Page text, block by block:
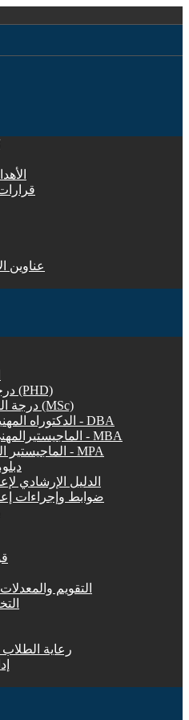
عناوين
درجة دكتوراة الفلسفة (PHD)
درجة الماجيستير الأكاديمي (MSc)
الدكتوراه المهنية في إدارة الأعمال - DBA
الماجيستيرالمهني في إدارة الأعمال - MBA
الماجيستير المهني في المحاسبة - MPA
الدليل الإرشادي
ضوابط وإجراءات
التقويم
رعاية الطلاب